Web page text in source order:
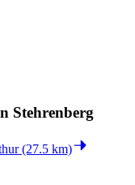
Stehrenberg
(27.5 km)